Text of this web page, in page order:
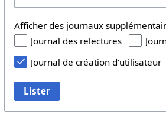
Afficher des journaux
Journal des relectures
Journal de création d’utilisateur
Lister